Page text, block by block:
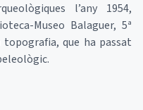
l’any 1954,
Museo Balaguer, 5ª
que ha passat